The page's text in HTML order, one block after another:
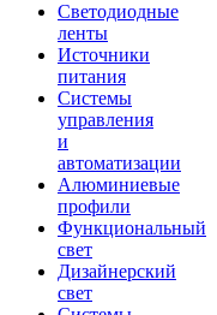
Светодиодные
ленты
Источники
питания
Системы
управления
и
автоматизации
Алюминиевые
профили
Функциональный
свет
Дизайнерский
свет